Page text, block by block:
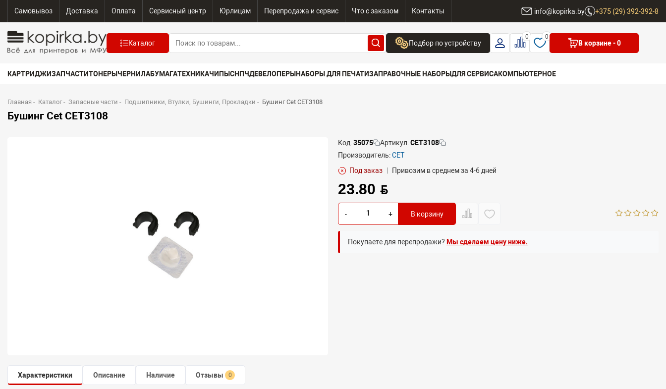
Самовывоз Доставка Оплата Сервисный центр Юрлицам Перепродажа и сервис Что с заказом Контакты info@kopirka.by +375 (29) 392-392-8
Каталог Подбор по устройству
Выберите бренд
0 0
В корзине- 0
КАРТРИДЖИЗАПЧАСТИТОНЕРЫ ЧЕРНИЛАБУМАГАТЕХНИКАЧИПЫСНПЧДЕВЕЛОПЕРЫ НАБОРЫ ДЛЯ ПЕЧАТИЗАПРАВОЧНЫЕ НАБОРЫДЛЯ СЕРВИСАКОМПЬЮТЕРНОЕ
Главная - Каталог - Запасные части - Подшипники, Втулки, Бушинги, Прокладки - Бушинг Cet CET3108
Бушинг Cet CET3108
Характеристики Описание Наличие Отзывы 0
Код:35075 Артикул:CET3108
Производитель:CET
Под заказ
Привозим в среднем за 4-6 дней
23.80 BYN
- + В корзину
Покупаете для перепродажи? Мы сделаем цену ниже.